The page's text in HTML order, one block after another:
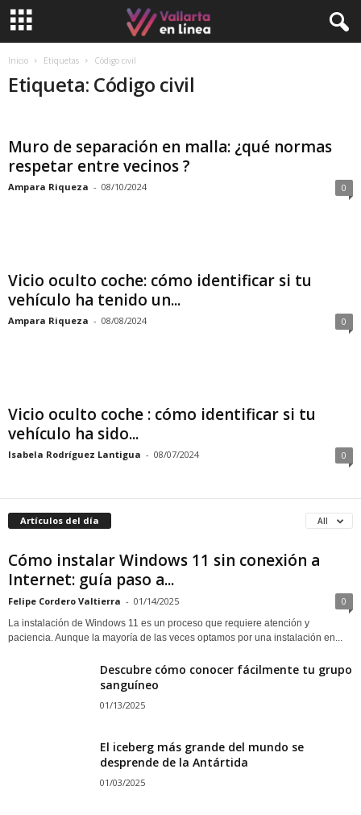
Inicio Etiquetas Código civil
Etiqueta: Código civil
Muro de separación en malla: ¿qué normas
respetar entre vecinos ?
Ampara Riqueza - 08/10/2024 0
Vicio oculto coche: cómo identificar si tu
vehículo ha tenido un...
Ampara Riqueza - 08/08/2024 0
Vicio oculto coche : cómo identificar si tu
vehículo ha sido...
Isabela Rodríguez Lantigua - 08/07/2024 0
Artículos del día All
Cómo instalar Windows 11 sin conexión a
Internet: guía paso a...
Felipe Cordero Valtierra - 01/14/2025 0
La instalación de Windows 11 es un proceso que requiere atención y
paciencia. Aunque la mayoría de las veces optamos por una instalación en...
Descubre cómo conocer fácilmente tu grupo
sanguíneo
01/13/2025
El iceberg más grande del mundo se
desprende de la Antártida
01/03/2025